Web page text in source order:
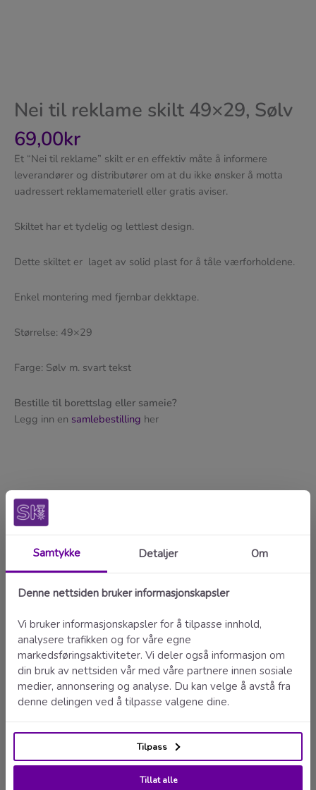
Nei til reklame skilt 49×29, Sølv
69,00kr
Et “Nei til reklame” skilt er en effektiv måte å informere
leverandører og distributører om at du ikke ønsker å motta
uadressert reklamemateriell eller gratis aviser.
Skiltet har et tydelig og lettlest design.
Dette skiltet er laget av solid plast for å tåle værforholdene.
Enkel montering med fjernbar dekktape.
Størrelse: 49×29
Farge: Sølv m. svart tekst
Bestille til borettslag eller sameie?
Legg inn en samlebestilling her
Antall
Legg i handlekurv
Enkel bestilling Rask levering
Prisgunstig Fornøydgaranti
"Høy kvalitet på både materiale og utførelse, en liten
oppgradering som merkes. Rask levering."